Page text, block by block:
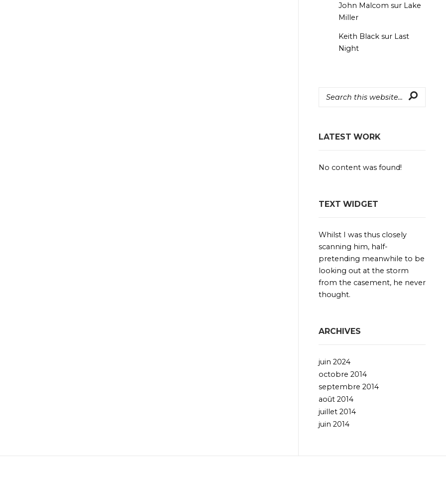
John Malcom sur Lake
Miller
Keith Black sur Last
Night
LATEST WORK
No content was found!
TEXT WIDGET
Whilst I was thus closely
scanning him, half-
pretending meanwhile to be
looking out at the storm
from the casement, he never
thought.
ARCHIVES
juin 2024
octobre 2014
septembre 2014
août 2014
juillet 2014
juin 2014